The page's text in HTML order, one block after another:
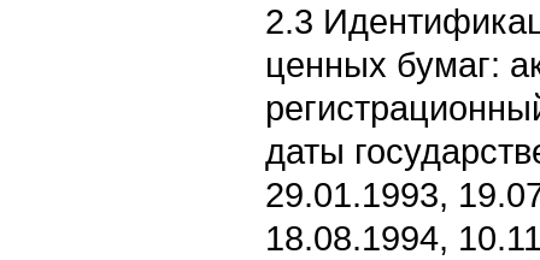
2.3
ценных бумаг:
даты
29.01.1993,
18.08.1994,